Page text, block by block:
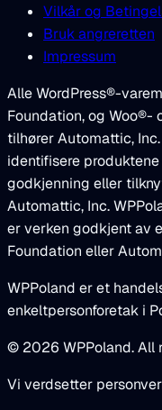
Vilkår og
Bruk angreretten
Impressum
Alle WordPress®-
Foundation, og Woo®-
tilhører Automattic,
identifisere
godkjenning eller
Automattic, Inc.
er verken godkjent av
Foundation eller
WPPoland er et
enkeltpersonforetak i
© 2026 WPPoland. All
Vi verdsetter